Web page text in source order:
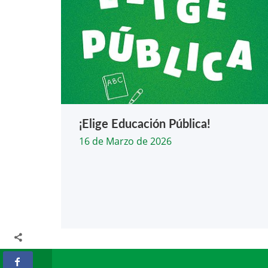
¡Elige Educación Pública!
16 de Marzo de 2026